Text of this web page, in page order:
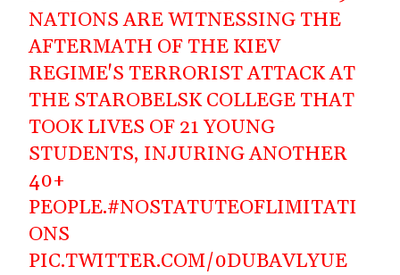
NATIONS ARE WITNESSING THE
AFTERMATH OF THE KIEV
REGIME'S TERRORIST ATTACK AT
THE STAROBELSK COLLEGE THAT
TOOK LIVES OF 21 YOUNG
STUDENTS, INJURING ANOTHER
40+
PEOPLE.#NOSTATUTEOFLIMITATI
ONS
PIC.TWITTER.COM/0DUBAVLYUE